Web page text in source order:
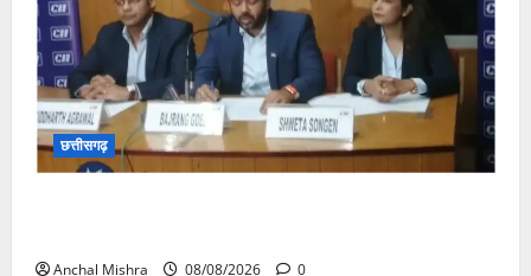
छत्तीसगढ़
Anchal Mishra 08/08/2026 0